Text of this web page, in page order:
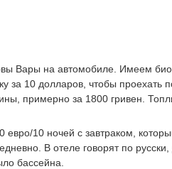
Вары на автомобиле. Имеем
за 10 долларов, чтобы
примерно за 1800 гривен.
евро/10 ночей с завтраком,
В отеле говорят по
бассейна.